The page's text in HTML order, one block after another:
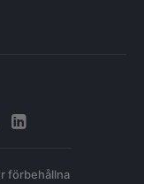
förbehållna